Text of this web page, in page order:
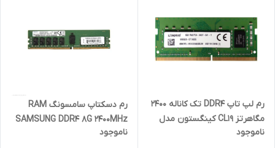
رم لپ تاپ DDR4 تک کاناله 2400
مگاهرتز CL19 کینگستون مدل
2400T ظرفیت 8 گیگابایت
ناموجود
رم دسکتاپ سامسونگ RAM
SAMSUNG DDR4 8G 2400MHz
ناموجود